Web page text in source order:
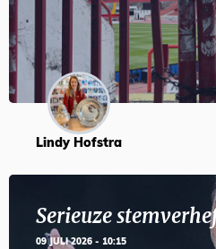
Lindy Hofstra
Serieuze
09 JULI 2026 - 10:15